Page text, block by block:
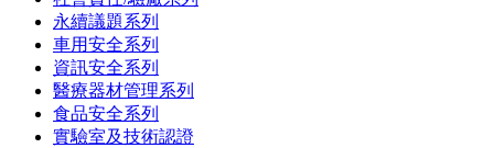
永續議題系列
車用安全系列
資訊安全系列
醫療器材管理系列
食品安全系列
實驗室及技術認證